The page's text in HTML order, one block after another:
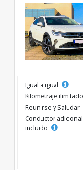
Igual a igual
Kilometraje ilimitado
Reunirse y Saludar
Conductor adicional
incluido